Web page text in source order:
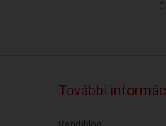
További